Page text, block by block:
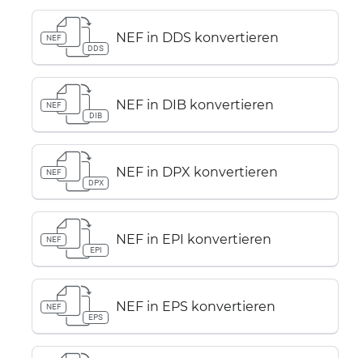
NEF
DDS
NEF in DDS konvertieren
NEF
DIB
NEF in DIB konvertieren
NEF
DPX
NEF in DPX konvertieren
NEF
EPI
NEF in EPI konvertieren
NEF
EPS
NEF in EPS konvertieren